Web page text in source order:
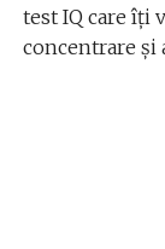
test IQ care îți
concentrare și